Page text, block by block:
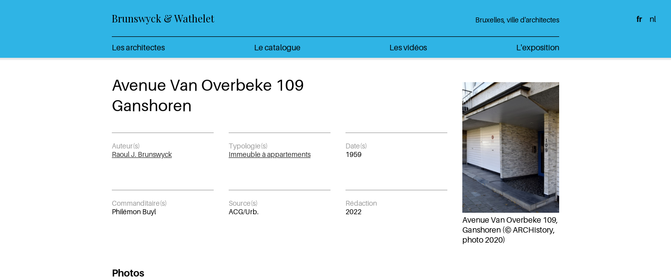
Brunswyck & Wathelet Bruxelles, ville d'architectes
Les architectes Le catalogue Les vidéos L'exposition
fr nl
Avenue Van Overbeke 109
Ganshoren
Auteur(s)
Raoul J. Brunswyck
Typologie(s)
Immeuble à appartements
Date(s)
1959
Commanditaire(s)
Philémon Buyl
Source(s)
ACG/Urb.
Rédaction
2022
Avenue Van Overbeke 109,
Ganshoren (© ARCHistory,
photo 2020)
Photos